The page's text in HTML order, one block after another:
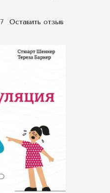
Оставить отзыв